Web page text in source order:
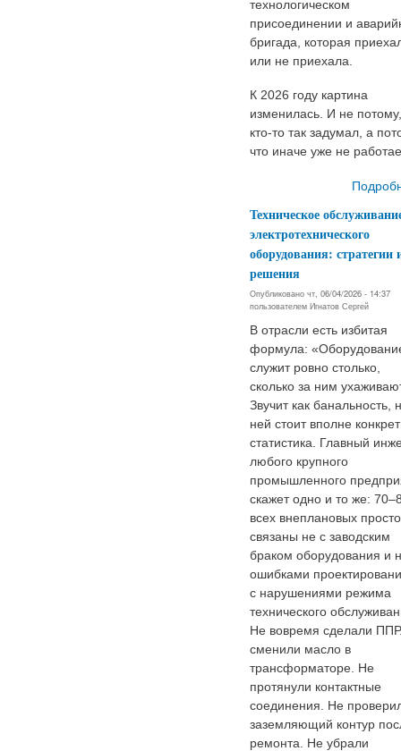
технологическом
присоединении и
бригада, которая
или не приехала.
К 2026 году картина
изменилась. И не
кто-то так задумал, а
что иначе уже не
Техническое
электротехнического
оборудования: стратегии
решения
Опубликовано чт, 06/04/2026 - 14:37
пользователем Игнатов Сергей
В отрасли есть избитая
формула:
служит ровно столько,
сколько за ним
Звучит как банальность,
ней стоит вполне
статистика. Главный
любого крупного
промышленного
скажет одно и то же:
всех внеплановых
связаны не с заводским
браком оборудования и
ошибками
с нарушениями режима
технического
Не вовремя сделали
сменили масло в
трансформаторе. Не
протянули контактные
соединения. Не
заземляющий контур
ремонта. Не убрали